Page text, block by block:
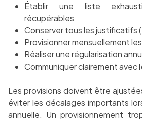
Établir une liste
récupérables
Conserver tous les justificatifs
Provisionner mensuellement
Réaliser une régularisation
Communiquer clairement avec
Les provisions doivent être
éviter les décalages importants
annuelle. Un provisionnement